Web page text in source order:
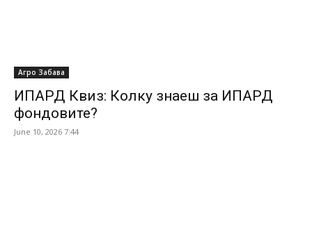
Агро Забава
ИПАРД Квиз: Колку знаеш за ИПАРД
фондовите?
June 10, 2026 7:44